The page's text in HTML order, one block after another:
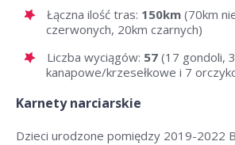
Łączna ilość tras: 150km (70km
czerwonych, 20km czarnych)
Liczba wyciągów: 57 (17 gondoli,
kanapowe/krzesełkowe i 7
Karnety narciarskie
Dzieci urodzone pomiędzy 2019-2022